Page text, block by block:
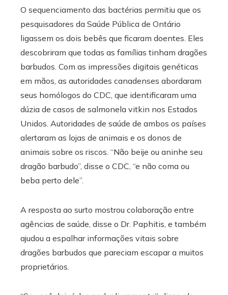
O sequenciamento das bactérias permitiu que os
pesquisadores da Saúde Pública de Ontário
ligassem os dois bebês que ficaram doentes. Eles
descobriram que todas as famílias tinham dragões
barbudos. Com as impressões digitais genéticas
em mãos, as autoridades canadenses abordaram
seus homólogos do CDC, que identificaram uma
dúzia de casos de salmonela vitkin nos Estados
Unidos. Autoridades de saúde de ambos os países
alertaram as lojas de animais e os donos de
animais sobre os riscos. “Não beije ou aninhe seu
dragão barbudo”, disse o CDC, “e não coma ou
beba perto dele”.
A resposta ao surto mostrou colaboração entre
agências de saúde, disse o Dr. Paphitis, e também
ajudou a espalhar informações vitais sobre
dragões barbudos que pareciam escapar a muitos
proprietários.